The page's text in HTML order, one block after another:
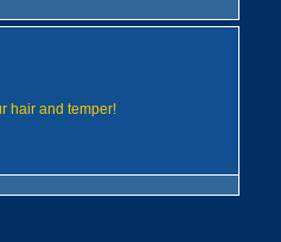
hair and temper!